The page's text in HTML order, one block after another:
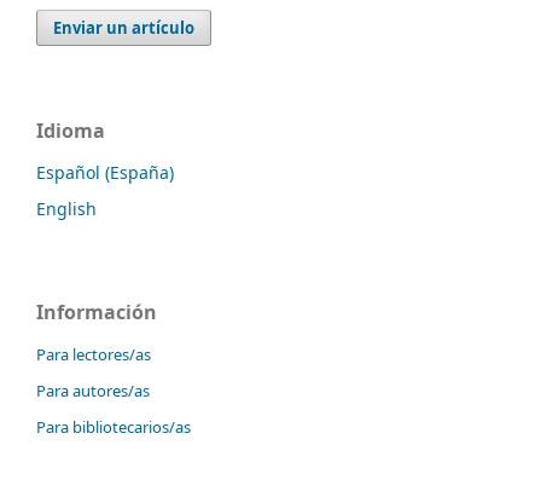
Enviar un artículo
Idioma
Español (España)
English
Información
Para lectores/as
Para autores/as
Para bibliotecarios/as